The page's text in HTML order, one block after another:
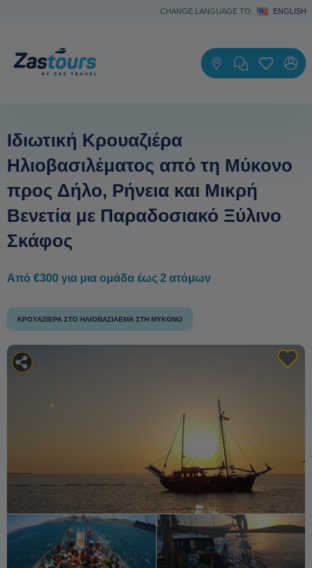
CHANGE LANGUAGE TO: ENGLISH
Ιδιωτική Κρουαζιέρα
Ηλιοβασιλέματος από τη Μύκονο
προς Δήλο, Ρήνεια και Μικρή
Βενετία με Παραδοσιακό Ξύλινο
Σκάφος
Από €300 για μια ομάδα έως 2 ατόμων
ΚΡΟΥΑΖΙΈΡΑ ΣΤΟ ΗΛΙΟΒΑΣΊΛΕΜΑ ΣΤΗ ΜΎΚΟΝΟ